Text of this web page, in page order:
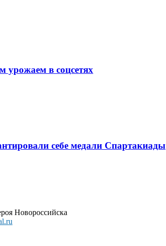
в соцсетях
себе медали Спартакиады
Новороссийска